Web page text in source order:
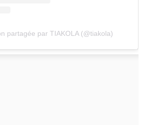
partagée par TIAKOLA (@tiakola)